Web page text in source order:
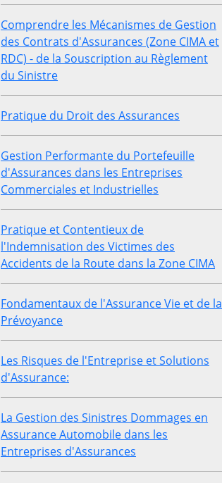
Comprendre les Mécanismes de Gestion
des Contrats d'Assurances (Zone CIMA et
RDC) - de la Souscription au Règlement
du Sinistre
Pratique du Droit des Assurances
Gestion Performante du Portefeuille
d'Assurances dans les Entreprises
Commerciales et Industrielles
Pratique et Contentieux de
l'Indemnisation des Victimes des
Accidents de la Route dans la Zone CIMA
Fondamentaux de l'Assurance Vie et de la
Prévoyance
Les Risques de l'Entreprise et Solutions
d'Assurance:
La Gestion des Sinistres Dommages en
Assurance Automobile dans les
Entreprises d'Assurances